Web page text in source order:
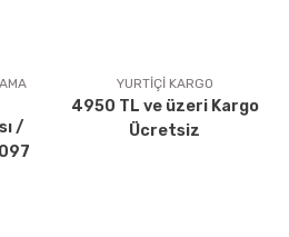
bilgiler bulunuyor.
daha pahalı.
olmalı.
/
YURTİÇİ KARGO
4950 TL ve üzeri Kargo
Ücretsiz